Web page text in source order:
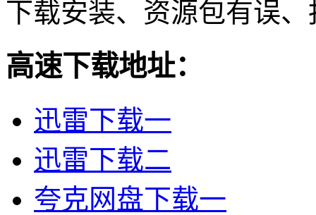
下载安装、资源包有误
高速下载地址：
迅雷下载一
迅雷下载二
夸克网盘下载一